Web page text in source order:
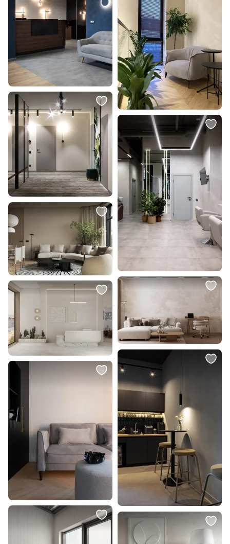
3 498 ₽
Трековый магнитный
светильник Feron MGN304 41952
В корзину
334 097 ₽
Диван The IDEA Case BD-
2373253
В корзину
5 180 ₽
Светильник LED на шинопровод
Wertmark WTL.O16.606.30.05
В корзину
5 180 ₽
Светильник LED на шинопровод
Wertmark WTL.O16.606.40.05
3 500 ₽
Светильник LED на шинопровод
Wertmark WTH.O11.606.40.07
3 500 ₽
Светильник LED на шинопровод
Wertmark WTH.O11.606.30.07
В корзину
238 170 ₽ 191 100 ₽
Диван DIMENSION MdeHouse BD-
2302002
В корзину
529 ₽
Трековый светильник
однофазный Feron 32474
В корзину